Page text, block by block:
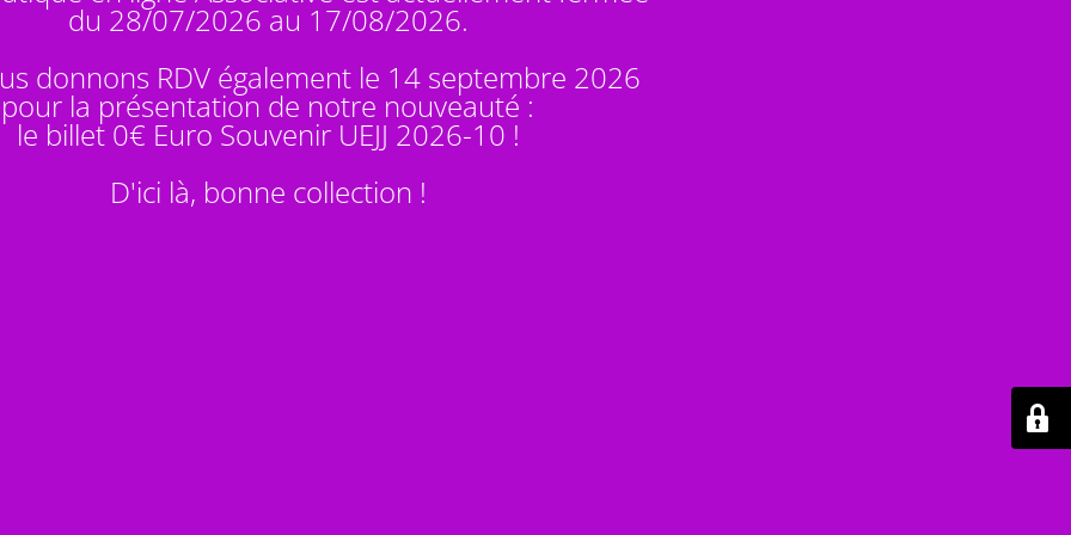
du 28/07/2026 au 17/08/2026.
donnons RDV également le 14 septembre 2026
pour la présentation de notre nouveauté :
le billet 0€ Euro Souvenir UEJJ 2026-10 !
D'ici là, bonne collection !